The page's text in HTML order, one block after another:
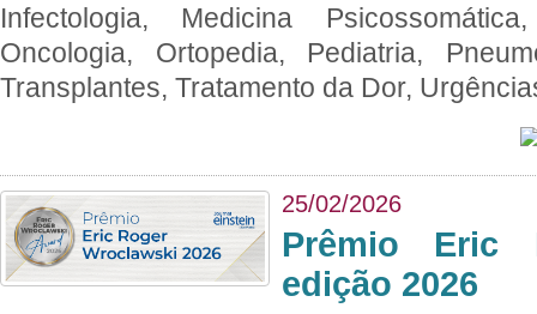
Infectologia, Medicina
Oncologia, Ortopedia, Pediatria,
Transplantes, Tratamento da Dor,
25/02/2026
Prêmio Eric
edição 2026